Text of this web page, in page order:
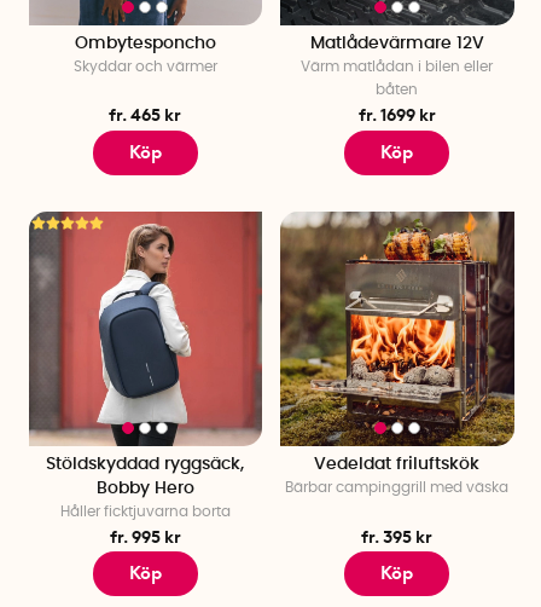
Ombytesponcho
Skyddar och värmer
fr. 465 kr
Köp
Matlådevärmare 12V
Värm matlådan i bilen eller
båten
fr. 1699 kr
Köp
Stöldskyddad ryggsäck,
Bobby Hero
Håller ficktjuvarna borta
fr. 995 kr
Köp
Vedeldat friluftskök
Bärbar campinggrill med väska
fr. 395 kr
Köp